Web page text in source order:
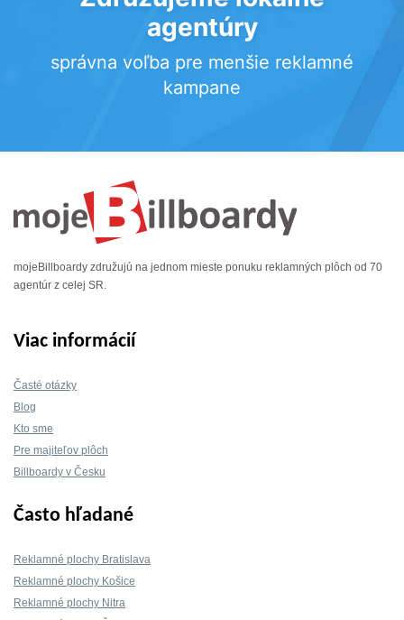
agentúry
správna voľba pre menšie reklamné
kampane
mojeBillboardy združujú na jednom mieste ponuku reklamných plôch od 70
agentúr z celej SR.
Viac informácií
Časté otázky
Blog
Kto sme
Pre majiteľov plôch
Billboardy v Česku
Často hľadané
Reklamné plochy Bratislava
Reklamné plochy Košice
Reklamné plochy Nitra